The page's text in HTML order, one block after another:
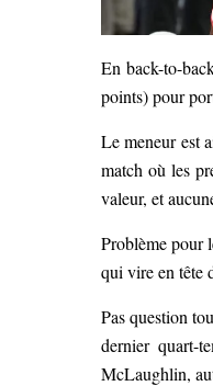
En back-to-
points) pour
Le meneur est
match où les
valeur, et
Problème pour
qui vire en tête
Pas question
dernier quart-
McLaughlin,